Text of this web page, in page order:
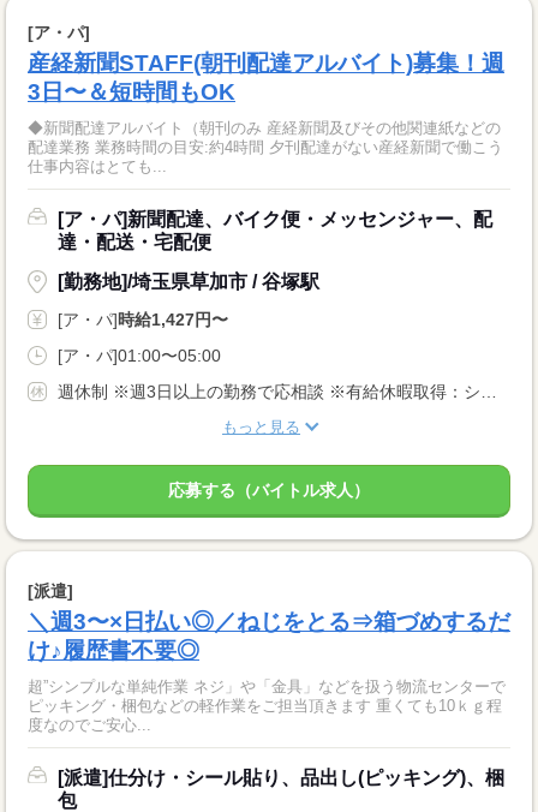
[ア・パ]
産経新聞STAFF(朝刊配達アルバイト)募集！週
3日〜＆短時間もOK
◆新聞配達アルバイト（朝刊のみ 産経新聞及びその他関連紙などの
配達業務 業務時間の目安:約4時間 夕刊配達がない産経新聞で働こう
仕事内容はとても...
[ア・パ]新聞配達、バイク便・メッセンジャー、配
達・配送・宅配便
[勤務地]/埼玉県草加市 / 谷塚駅
[ア・パ]時給1,427円〜
[ア・パ]01:00〜05:00
もっと見る
応募する（バイトル求人）
[派遣]
＼週3〜×日払い◎／ねじをとる⇒箱づめするだ
け♪履歴書不要◎
超”シンプルな単純作業 ネジ」や「金具」などを扱う物流センターで
ピッキング・梱包などの軽作業をご担当頂きます 重くても10ｋｇ程
度なのでご安心...
[派遣]仕分け・シール貼り、品出し(ピッキング)、梱
包